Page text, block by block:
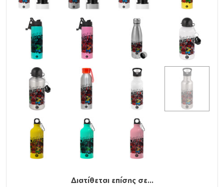
Διατίθεται επίσης σε...